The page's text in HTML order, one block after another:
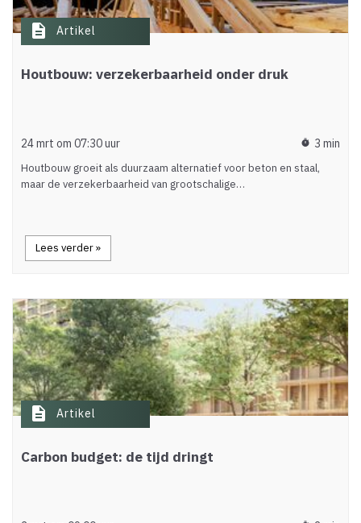
description Artikel
Houtbouw: verzekerbaarheid onder druk
24 mrt om 07:30 uur timer 3 min
Houtbouw groeit als duurzaam alternatief voor beton en staal,
maar de verzekerbaarheid van grootschalige…
Lees verder »
description Artikel
Carbon budget: de tijd dringt